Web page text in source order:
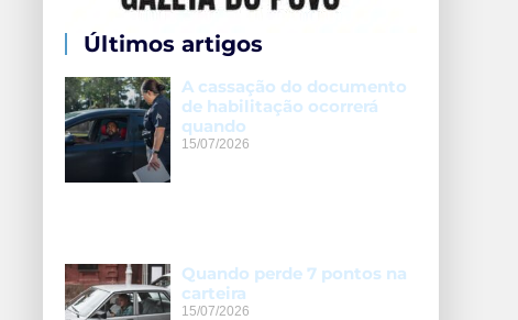
Últimos artigos
A cassação do documento
de habilitação ocorrerá
quando
15/07/2026
Quando perde 7 pontos na
carteira
15/07/2026